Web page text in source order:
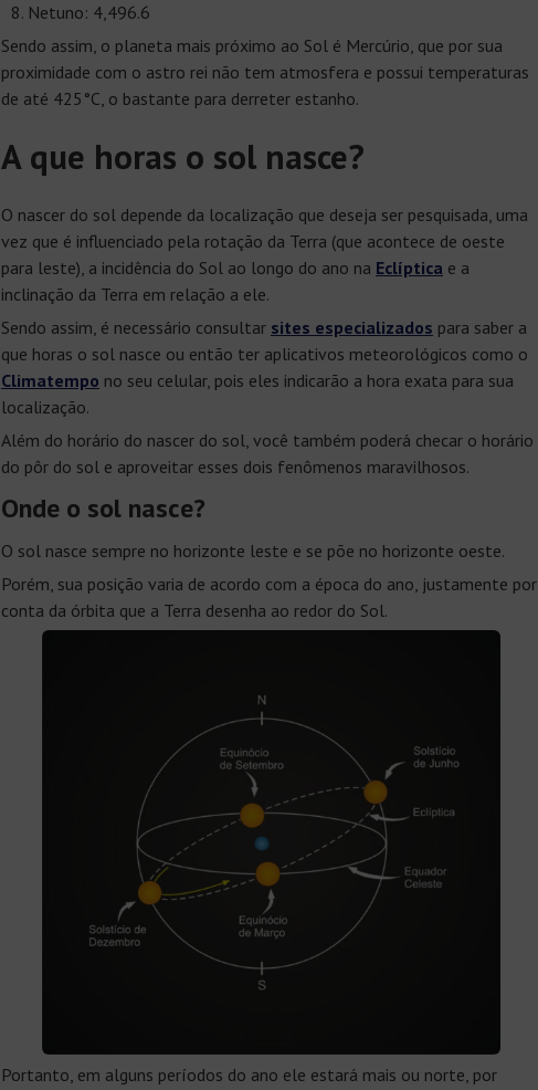
Netuno: 4,496.6
Sendo assim, o planeta mais próximo ao Sol é Mercúrio, que por sua
proximidade com o astro rei não tem atmosfera e possui temperaturas
de até 425°C, o bastante para derreter estanho.
A que horas o sol nasce?
O nascer do sol depende da localização que deseja ser pesquisada, uma
vez que é influenciado pela rotação da Terra (que acontece de oeste
para leste), a incidência do Sol ao longo do ano na Eclíptica e a
inclinação da Terra em relação a ele.
Sendo assim, é necessário consultar sites especializados para saber a
que horas o sol nasce ou então ter aplicativos meteorológicos como o
Climatempo no seu celular, pois eles indicarão a hora exata para sua
localização.
Além do horário do nascer do sol, você também poderá checar o horário
do pôr do sol e aproveitar esses dois fenômenos maravilhosos.
Onde o sol nasce?
O sol nasce sempre no horizonte leste e se põe no horizonte oeste.
Porém, sua posição varia de acordo com a época do ano, justamente por
conta da órbita que a Terra desenha ao redor do Sol.
Portanto, em alguns períodos do ano ele estará mais ou norte, por